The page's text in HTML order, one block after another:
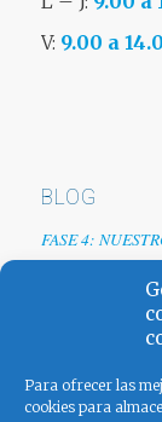
Para ofrecer las
cookies para
V: 9.00 a
BLOG
FASE 4:
EMPRESAS
Renovamos web